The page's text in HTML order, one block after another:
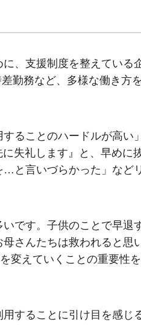
、支援制度を整えている
勤務など、多様な働き方
ることのハードルが高い
失礼します』と、早めに
…と言いづらかった」など
いです。子供のことで早退
さんたちは救われると思
変えていくことの重要性を
することに引け目を感じ